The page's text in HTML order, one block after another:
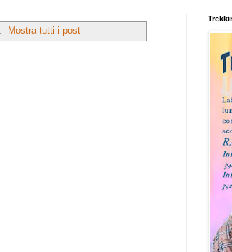
Mostra tutti i post